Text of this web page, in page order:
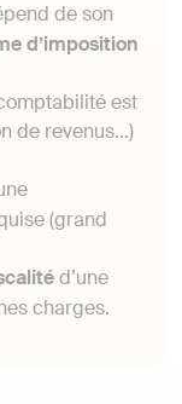
de son
d’imposition
est
de revenus…)
(grand
d’une
charges.